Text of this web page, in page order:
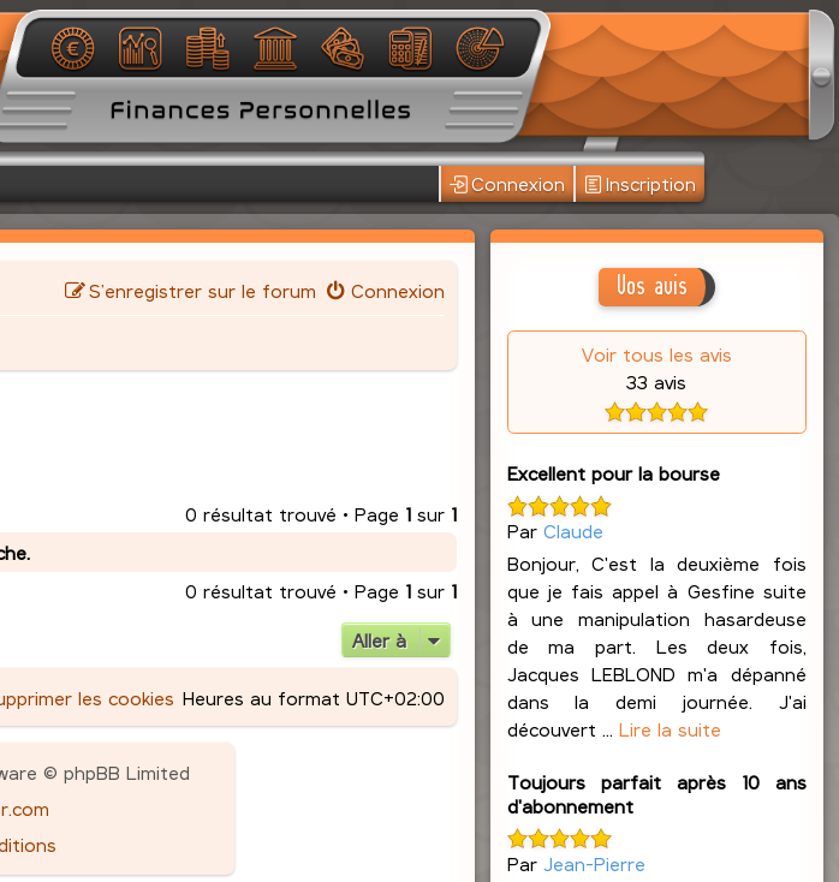
Connexion Inscription
Connexion
S’enregistrer sur le forum
0 résultat trouvé • Page 1sur 1
0 résultat trouvé • Page 1sur 1
Aller à
Heures au format UTC+02:00
les cookies
© phpBB Limited
Vos avis
Voir tous les avis
33 avis
Excellent pour la bourse
Par Claude
Bonjour, C'est la deuxième fois
que je fais appel à Gesfine suite
à une manipulation hasardeuse
de ma part. Les deux fois,
Jacques LEBLOND m'a dépanné
dans la demi journée. J'ai
découvert ... Lire la suite
Toujours parfait après 10 ans
d'abonnement
Par Jean-Pierre